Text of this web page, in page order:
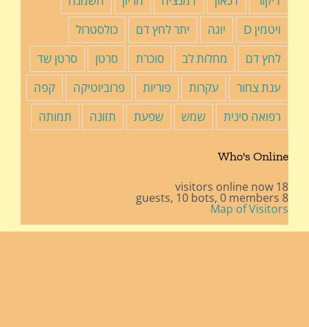
ויטמין D
יוגה יתר לחץ דם
כולסטרול
לחץ דם
מחלות לב סוכרת סרטן
סרטן שד
ענת צחור
עקרות פוריות פרוביוטיקה
קפה
רפואה סינית
שמש שפעת תזונה תמותה
Who's Online
18 visitors online now
8 guests,
10 bots, 0 members
Map of Visitors